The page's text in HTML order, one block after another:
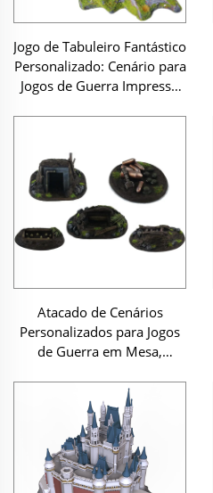
Jogo de Tabuleiro Fantástico
Personalizado: Cenário para
Jogos de Guerra Impresso
Resina para Miniaturas
Atacado de Cenários
Personalizados para Jogos
de Guerra em Mesa,
Resina 3D de Selva com
Posição Defensiva Oculta